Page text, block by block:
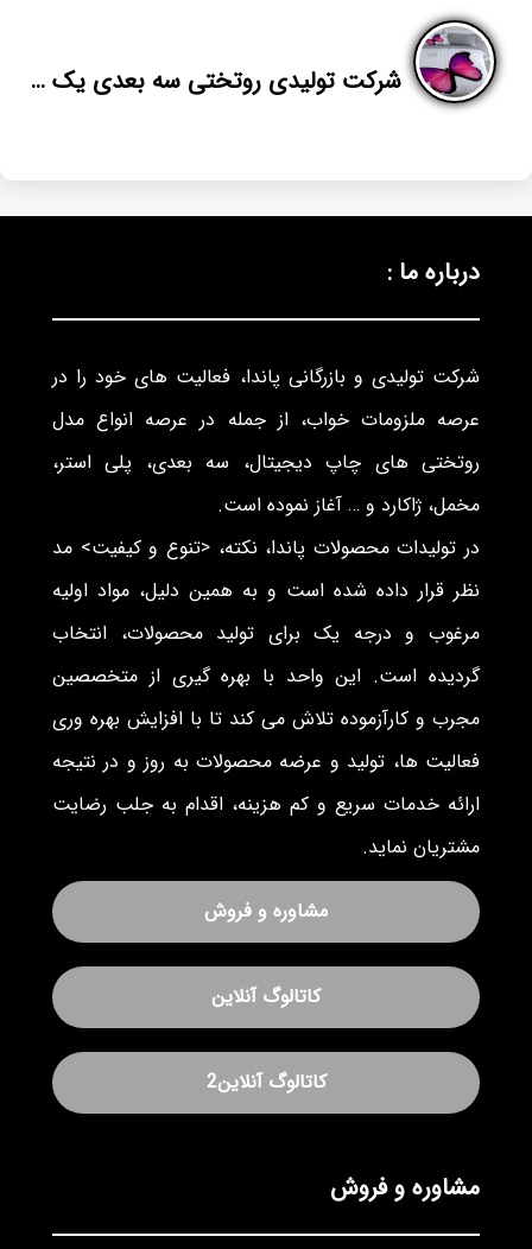
شرکت تولیدی روتختی سه بعدی یک نفره
درباره ما :
شرکت تولیدی و بازرگانی پاندا، فعالیت های خود را در
عرصه ملزومات خواب، از جمله در عرصه انواع مدل
روتختی های چاپ دیجیتال، سه بعدی، پلی استر،
مخمل، ژاکارد و … آغاز نموده است.
در تولیدات محصولات پاندا، نکته، <تنوع و کیفیت> مد
نظر قرار داده شده است و به همین دلیل، مواد اولیه
مرغوب و درجه یک برای تولید محصولات، انتخاب
گردیده است. این واحد با بهره گیری از متخصصین
مجرب و کارآزموده تلاش می کند تا با افزایش بهره وری
فعالیت ها، تولید و عرضه محصولات به روز و در نتیجه
ارائه خدمات سریع و کم هزینه، اقدام به جلب رضایت
مشتریان نماید.
مشاوره و فروش
کاتالوگ آنلاین
کاتالوگ آنلاین2
مشاوره و فروش